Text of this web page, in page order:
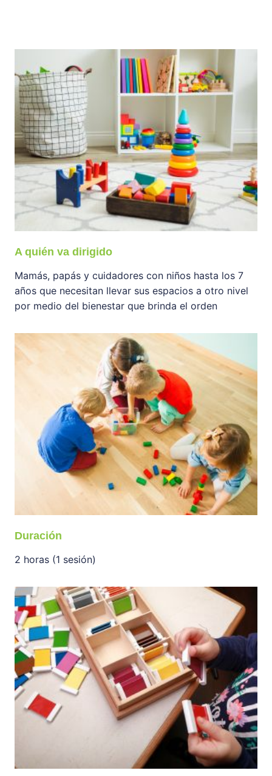
A quién va dirigido
Mamás, papás y cuidadores con niños hasta los 7
años que necesitan llevar sus espacios a otro nivel
por medio del bienestar que brinda el orden
Duración
2 horas (1 sesión)